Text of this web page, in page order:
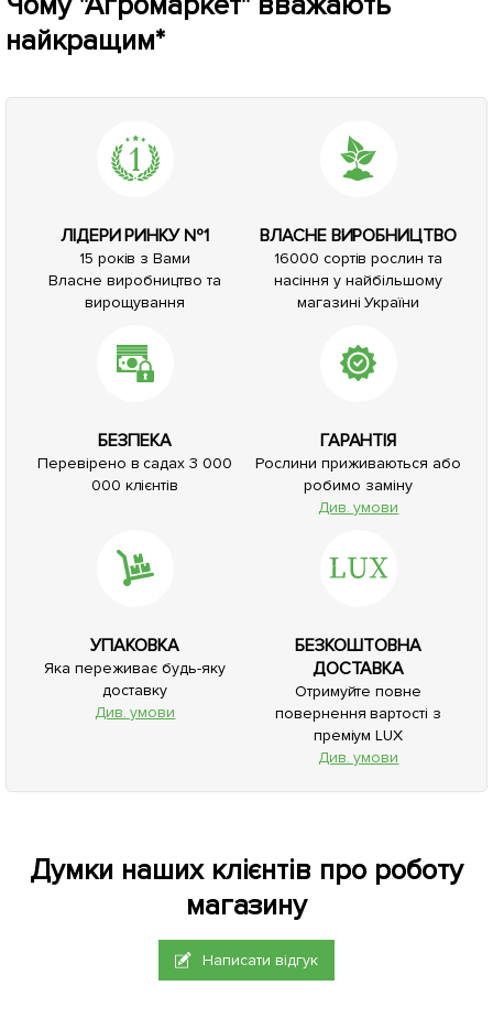
найкращим*
ЛІДЕРИ РИНКУ №1
15 років з Вами
Власне виробництво та
вирощування
ВЛАСНЕ ВИРОБНИЦТВО
16000 сортів рослин та
насіння у найбільшому
магазині України
БЕЗПЕКА
Перевірено в садах 3 000
000 клієнтів
ГАРАНТІЯ
Рослини приживаються або
робимо заміну
Див. умови
УПАКОВКА
Яка переживає будь-яку
доставку
Див. умови
БЕЗКОШТОВНА
ДОСТАВКА
Отримуйте повне
повернення вартості з
преміум LUX
Див. умови
Думки наших клієнтів про роботу
магазину
Написати відгук